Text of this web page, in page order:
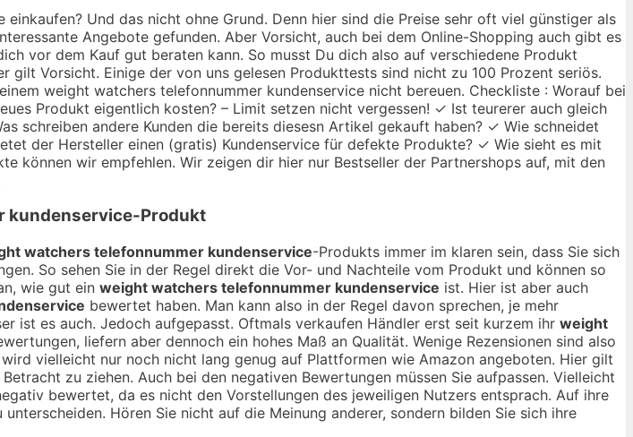
Und das nicht ohne Grund. Denn hier sind die Preise sehr oft viel günstiger als
Angebote gefunden. Aber Vorsicht, auch bei dem Online-Shopping auch gibt es
vor dem Kauf gut beraten kann. So musst Du dich also auf verschiedene Produkt
Vorsicht. Einige der von uns gelesen Produkttests sind nicht zu 100 Prozent seriös.
weight watchers telefonnummer kundenservice nicht bereuen. Checkliste : Worauf bei
Produkt eigentlich kosten? – Limit setzen nicht vergessen! ✓ Ist teurerer auch gleich
schreiben andere Kunden die bereits diesesn Artikel gekauft haben? ✓ Wie schneidet
der Hersteller einen (gratis) Kundenservice für defekte Produkte? ✓ Wie sieht es mit
können wir empfehlen. Wir zeigen dir hier nur Bestseller der Partnershops auf, mit den
kundenservice-Produkt
watchers telefonnummer kundenservice-Produkts immer im klaren sein, dass Sie sich
So sehen Sie in der Regel direkt die Vor- und Nachteile vom Produkt und können so
wie gut ein weight watchers telefonnummer kundenservice ist. Hier ist aber auch
bewertet haben. Man kann also in der Regel davon sprechen, je mehr
ist es auch. Jedoch aufgepasst. Oftmals verkaufen Händler erst seit kurzem ihr weight
liefern aber dennoch ein hohes Maß an Qualität. Wenige Rezensionen sind also
wird vielleicht nur noch nicht lang genug auf Plattformen wie Amazon angeboten. Hier gilt
zu ziehen. Auch bei den negativen Bewertungen müssen Sie aufpassen. Vielleicht
bewertet, da es nicht den Vorstellungen des jeweiligen Nutzers entsprach. Auf ihre
Hören Sie nicht auf die Meinung anderer, sondern bilden Sie sich ihre